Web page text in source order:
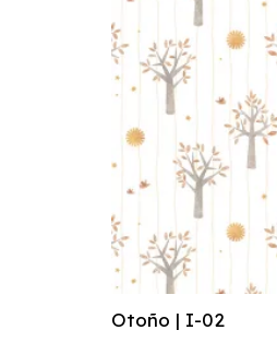
Otoño | I-02